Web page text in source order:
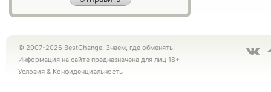
© 2007-2026 BestChange. Знаем, где обменять!
Информация на сайте предназначена для лиц 18+
Условия & Конфиденциальность